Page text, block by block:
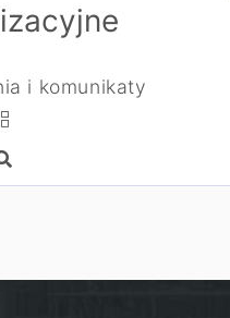
i komunikaty